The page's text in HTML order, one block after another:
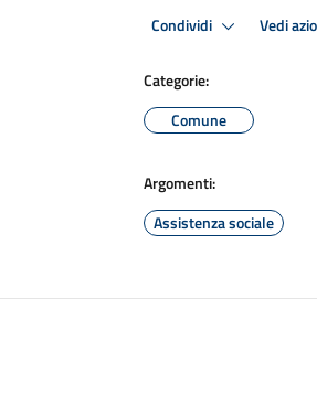
Condividi Vedi
Categorie:
Comune
Argomenti:
Assistenza sociale